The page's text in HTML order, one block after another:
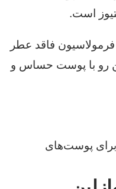
است.
فاقد عطر
رو با پوست حساس و
برای پوست‌های